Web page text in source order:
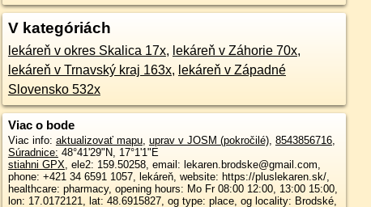
V kategóriách
lekáreň v okres Skalica 17x, lekáreň v Záhorie 70x,
lekáreň v Trnavský kraj 163x, lekáreň v Západné
Slovensko 532x
Viac o bode
Viac info: aktualizovať mapu, uprav v JOSM (pokročilé), 8543856716,
Súradnice: 48°41'29"N, 17°1'1"E
stiahni GPX, ele2: 159.50258, email: lekaren.brodske@gmail.com,
phone: +421 34 6591 1057, lekáreň, website: https://pluslekaren.sk/,
healthcare: pharmacy, opening hours: Mo Fr 08:00 12:00, 13:00 15:00,
lon: 17.0172121, lat: 48.6915827, og type: place, og locality: Brodské,